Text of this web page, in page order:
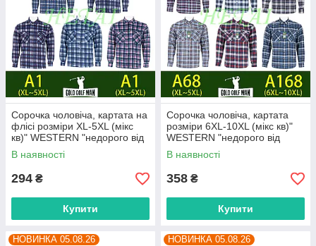
Сорочка чоловіча, картата на
флісі розміри XL-5XL (мікс
кв)" WESTERN "недорого від
прямого постачальника
В наявності
294 ₴
Купити
Сорочка чоловіча, картата
розміри 6XL-10XL (мікс кв)"
WESTERN "недорого від
прямого постачальника
В наявності
358 ₴
Купити
НОВИНКА 05.08.26 НОВИНКА 05.08.26